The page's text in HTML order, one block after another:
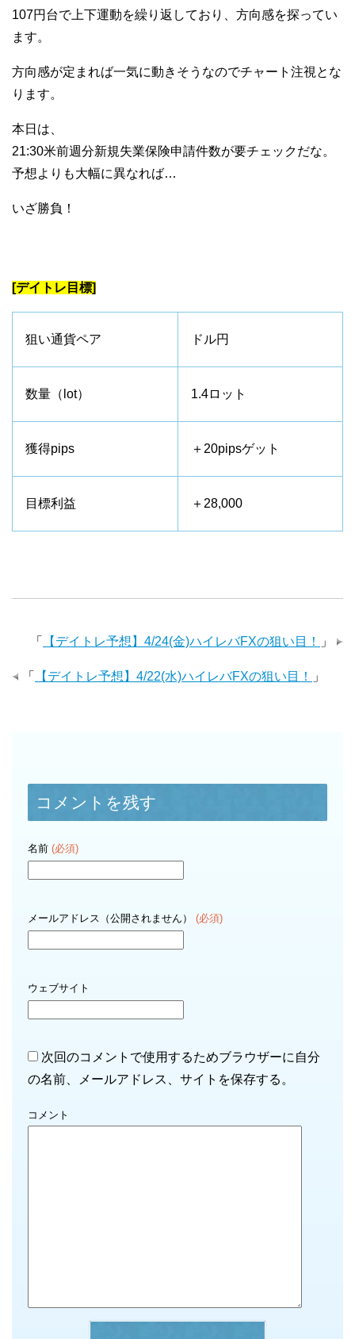
107円台で上下運動を繰り返しており、方向感を探ってい
ます。
方向感が定まれば一気に動きそうなのでチャート注視とな
ります。
本日は、
21:30米前週分新規失業保険申請件数が要チェックだな。
予想よりも大幅に異なれば…
いざ勝負！
[デイトレ目標]
狙い通貨ペア ドル円
数量（lot） 1.4ロット
獲得pips ＋20pipsゲット
目標利益 ＋28,000
「 【デイトレ予想】4/24(金)ハイレバFXの狙い目！ 」
「 【デイトレ予想】4/22(水)ハイレバFXの狙い目！ 」
コメントを残す
名前 (必須)
メールアドレス（公開されません） (必須)
ウェブサイト
次回のコメントで使用するためブラウザーに自分
の名前、メールアドレス、サイトを保存する。
コメント